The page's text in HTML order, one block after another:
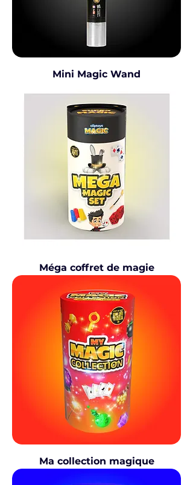
Mini Magic Wand
Méga coffret de magie
Ma collection magique